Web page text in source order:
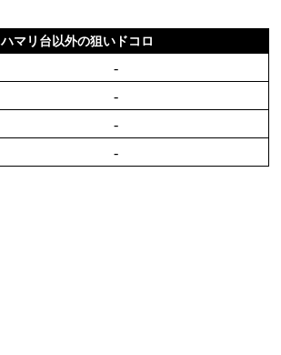
ハマリ台以外の狙いドコロ
-
-
-
-